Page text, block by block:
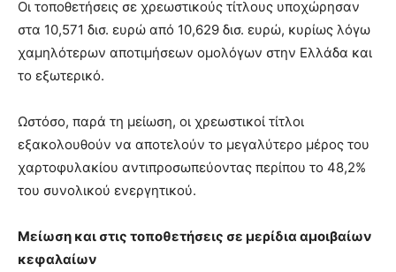
Οι τοποθετήσεις σε χρεωστικούς τίτλους υποχώρησαν
στα 10,571 δισ. ευρώ από 10,629 δισ. ευρώ, κυρίως λόγω
χαμηλότερων αποτιμήσεων ομολόγων στην Ελλάδα και
το εξωτερικό.
Ωστόσο, παρά τη μείωση, οι χρεωστικοί τίτλοι
εξακολουθούν να αποτελούν το μεγαλύτερο μέρος του
χαρτοφυλακίου αντιπροσωπεύοντας περίπου το 48,2%
του συνολικού ενεργητικού.
Μείωση και στις τοποθετήσεις σε μερίδια αμοιβαίων
κεφαλαίων